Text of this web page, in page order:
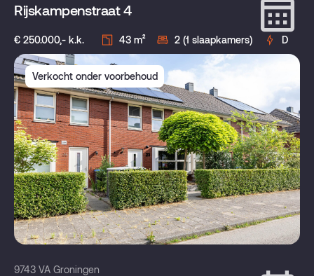
Rijskampenstraat 4
€ 250.000,- k.k. 43 m² 2 (1 slaapkamers) D
Verkocht onder voorbehoud
9743 VA Groningen